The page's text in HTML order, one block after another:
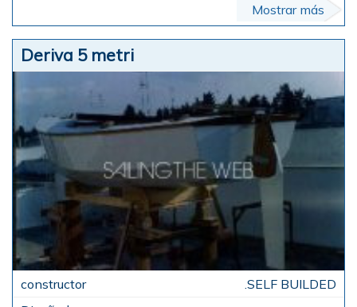
Mostrar más
Deriva 5 metri
.SELF BUILDED